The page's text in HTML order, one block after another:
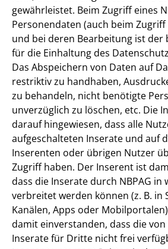
gewährleistet. Beim Zugriff eines
Personendaten (auch beim
und bei deren Bearbeitung ist
für die Einhaltung des
Das Abspeichern von Daten auf
restriktiv zu handhaben,
zu behandeln, nicht benötigte
unverzüglich zu löschen, etc. Die
darauf hingewiesen, dass alle
aufgeschalteten Inserate und auf
Inserenten oder übrigen Nutzer
Zugriff haben. Der Inserent ist
dass die Inserate durch NBPAG in
verbreitet werden können (z. B. in
Kanälen, Apps oder
damit einverstanden, dass die
Inserate für Dritte nicht frei